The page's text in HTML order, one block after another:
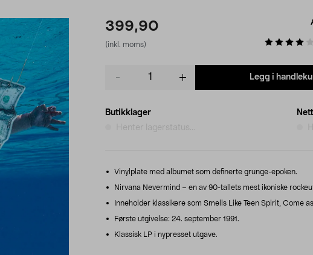
399,90
(inkl. moms)
Legg i
Butikklager
Henter lagerstatus...
Vinylplate med albumet som definerte grunge-epoken.
Nirvana Nevermind – en av 90-tallets mest ikoniske
Inneholder klassikere som Smells Like Teen Spirit, Come
Første utgivelse: 24. september 1991.
Klassisk LP i nypresset utgave.